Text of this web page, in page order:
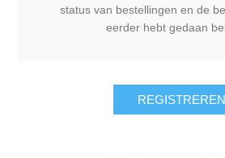
status van bestellingen en de
eerder hebt gedaan